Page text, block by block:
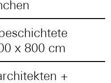
x 800 cm
+